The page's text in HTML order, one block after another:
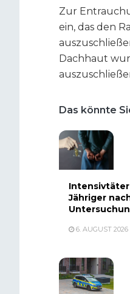
Zur
ein, das den
Dachhaut
Das könnte
Jähriger
6. AUGUST 2026